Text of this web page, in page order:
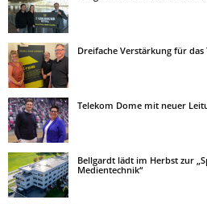
Dreifache Verstärkung für das
Telekom Dome mit neuer
Bellgardt lädt im Herbst zur
Medientechnik“